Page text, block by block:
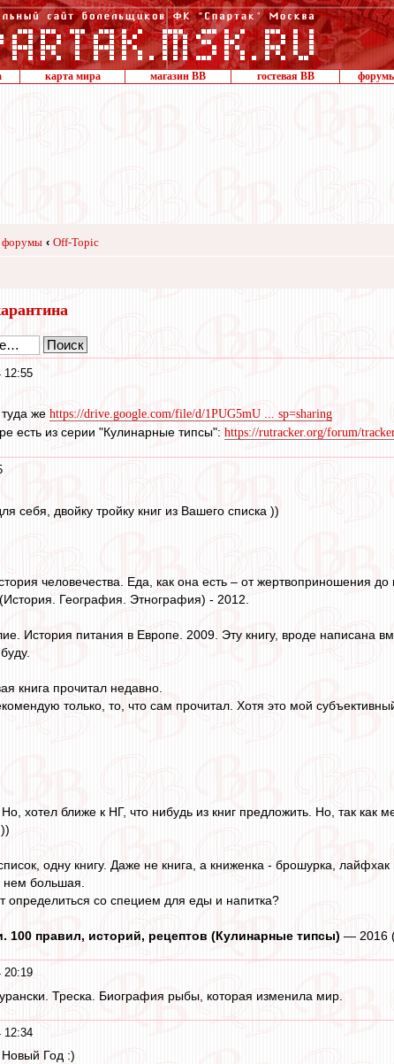
карта мира магазин ВВ гостевая ВВ
форумы ‹ Off-Topic
12:55
же https://drive.google.com/file/d/1PUG5mU ... sp=sharing
есть из серии "Кулинарные типсы": https://rutracker.org/forum/
себя, двойку тройку книг из Вашего списка ))
человечества. Еда, как она есть – от жертвоприношения до
География. Этнография) - 2012.
История питания в Европе. 2009. Эту книгу, вроде написана
книга прочитал недавно.
только, то, что сам прочитал. Хотя это мой
хотел ближе к НГ, что нибудь из книг предложить. Но, так как
одну книгу. Даже не книга, а книженка - брошурка,
большая.
со специем для еды и напитка?
100 правил, историй, рецептов (Кулинарные типсы) — 2016
20:19
Треска. Биография рыбы, которая изменила мир.
12:34
Год :)